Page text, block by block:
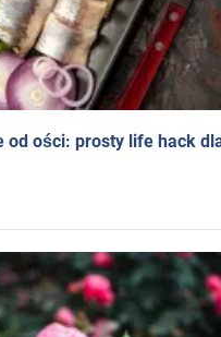
ości: prosty life hack